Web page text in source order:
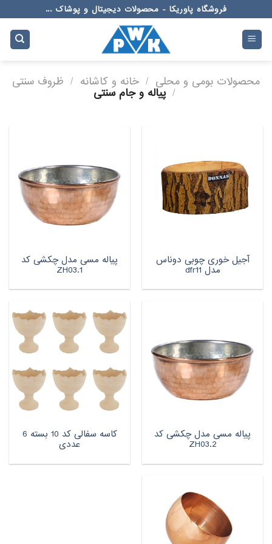
to
content
فروشگاه پاوریکا - محصولات دیجیتال و پوشاک ...
محصولات بومی و محلی / خانه و کاشانه / ظروف سنتی
/ پیاله و جام سنتی
آجیل خوری چوبی دوناس
مدل dfr11
پیاله مسی مدل چکشی کد
ZH03.1
پیاله مسی مدل چکشی کد
ZH03.2
کاسه سفالی کد 10 بسته 6
عددی